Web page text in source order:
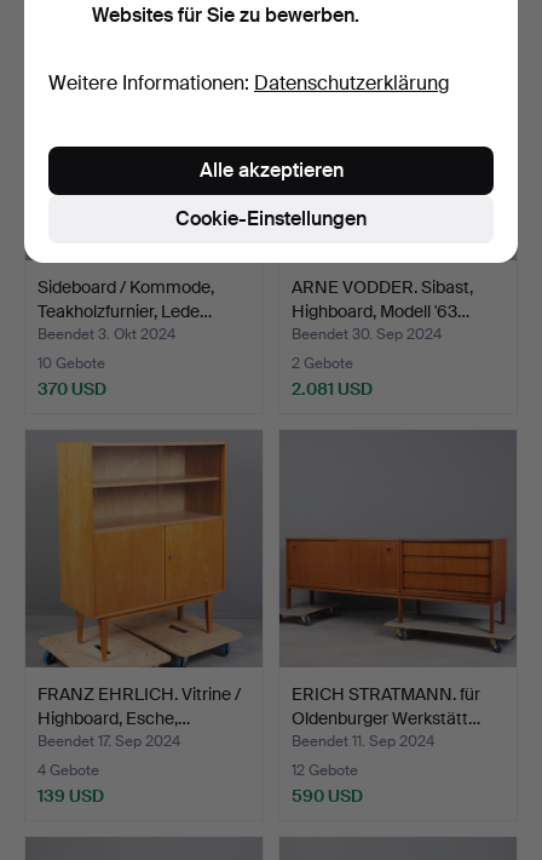
Sideboard / Kommode,
Teakholzfurnier, Lede…
Beendet 3. Okt 2024
10 Gebote
370 USD
ARNE VODDER. Sibast,
Highboard, Modell '63…
Beendet 30. Sep 2024
2 Gebote
2.081 USD
FRANZ EHRLICH. Vitrine /
Highboard, Esche,…
Beendet 17. Sep 2024
4 Gebote
139 USD
ERICH STRATMANN. für
Oldenburger Werkstätt…
Beendet 11. Sep 2024
12 Gebote
590 USD
Websites für Sie zu bewerben.
Weitere Informationen: Datenschutzerklärung
Cookie-Einstellungen
Alle akzeptieren